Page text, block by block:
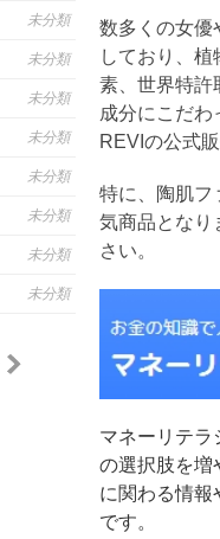
未分類
未分類
未分類
未分類
未分類
未分類
未分類
未分類
数多くの女優
しており、
素、世界特許
成分にこだわ
REVIの公式
特に、陶肌フ
気商品となり
さい。
マネーリテラ
の選択肢を増
に関わる情報
です。